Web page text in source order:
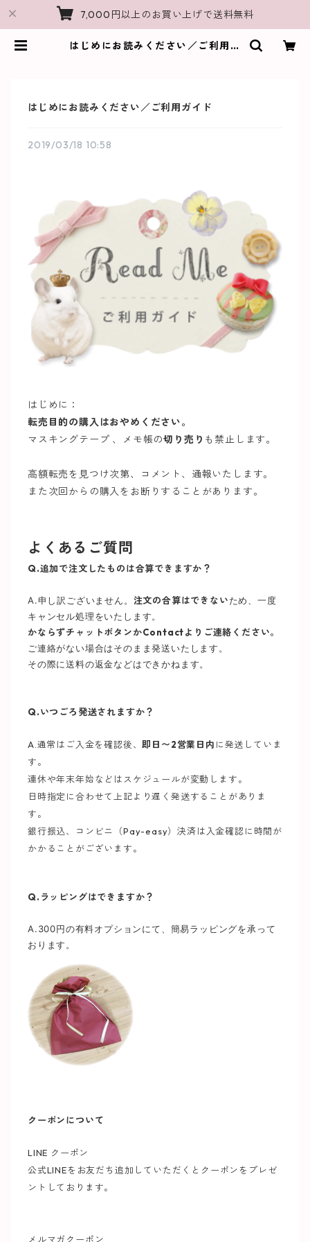
7,000円以上のお買い上げで送料無料
はじめにお読みください／ご利用ガ
はじめにお読みください／ご利用ガイド
2019/03/18 10:58
はじめに：
転売目的の購入はおやめください。
マスキングテープ 、メモ帳の切り売り も禁止します。
高額転売を見つけ次第、コメント、通報いたします。
また次回からの購入をお断りすることがあります。
よくあるご質問
Q.追加で注文したものは合算できますか？
A.申し訳ございません。 注文の合算はできないため、一度
キャンセル処理をいたします。
かならずチャットボタンかContactよりご連絡ください。
ご連絡がない場合はそのまま発送いたします。
その際に送料の返金などはできかねます。
Q.いつごろ発送されますか？
A.通常はご入金を確認後、即日〜2営業日内 に発送していま
す。
連休や年末年始などはスケジュールが変動します。
日時指定に合わせて上記より遅く発送することがありま
す。
銀行振込、コンビニ（Pay-easy）決済は入金確認に時間が
かかることがございます。
Q.ラッピングはできますか？
A.300円の有料オプションにて、簡易ラッピングを承って
おります。
クーポンについて
LINE クーポン
公式LINEをお友だち追加していただくとクーポンをプレゼ
ントしております。
メルマガクーポン